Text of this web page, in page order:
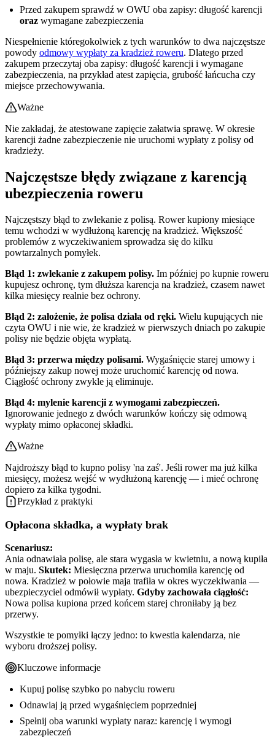
Przed zakupem sprawdź w OWU oba zapisy: długość karencji
oraz wymagane zabezpieczenia
Niespełnienie któregokolwiek z tych warunków to dwa najczęstsze
powody odmowy wypłaty za kradzież roweru. Dlatego przed
zakupem przeczytaj oba zapisy: długość karencji i wymagane
zabezpieczenia, na przykład atest zapięcia, grubość łańcucha czy
miejsce przechowywania.
Ważne
Nie zakładaj, że atestowane zapięcie załatwia sprawę. W okresie
karencji żadne zabezpieczenie nie uruchomi wypłaty z polisy od
kradzieży.
Najczęstsze błędy związane z karencją
ubezpieczenia roweru
Najczęstszy błąd to zwlekanie z polisą. Rower kupiony miesiące
temu wchodzi w wydłużoną karencję na kradzież. Większość
problemów z wyczekiwaniem sprowadza się do kilku
powtarzalnych pomyłek.
Błąd 1: zwlekanie z zakupem polisy. Im później po kupnie roweru
kupujesz ochronę, tym dłuższa karencja na kradzież, czasem nawet
kilka miesięcy realnie bez ochrony.
Błąd 2: założenie, że polisa działa od ręki. Wielu kupujących nie
czyta OWU i nie wie, że kradzież w pierwszych dniach po zakupie
polisy nie będzie objęta wypłatą.
Błąd 3: przerwa między polisami. Wygaśnięcie starej umowy i
późniejszy zakup nowej może uruchomić karencję od nowa.
Ciągłość ochrony zwykle ją eliminuje.
Błąd 4: mylenie karencji z wymogami zabezpieczeń.
Ignorowanie jednego z dwóch warunków kończy się odmową
wypłaty mimo opłaconej składki.
Ważne
Najdroższy błąd to kupno polisy 'na zaś'. Jeśli rower ma już kilka
miesięcy, możesz wejść w wydłużoną karencję — i mieć ochronę
dopiero za kilka tygodni.
Przykład z praktyki
Opłacona składka, a wypłaty brak
Scenariusz:
Ania odnawiała polisę, ale stara wygasła w kwietniu, a nową kupiła
w maju. Skutek: Miesięczna przerwa uruchomiła karencję od
nowa. Kradzież w połowie maja trafiła w okres wyczekiwania —
ubezpieczyciel odmówił wypłaty. Gdyby zachowała ciągłość:
Nowa polisa kupiona przed końcem starej chroniłaby ją bez
przerwy.
Wszystkie te pomyłki łączy jedno: to kwestia kalendarza, nie
wyboru droższej polisy.
Kluczowe informacje
Kupuj polisę szybko po nabyciu roweru
Odnawiaj ją przed wygaśnięciem poprzedniej
Spełnij oba warunki wypłaty naraz: karencję i wymogi
zabezpieczeń